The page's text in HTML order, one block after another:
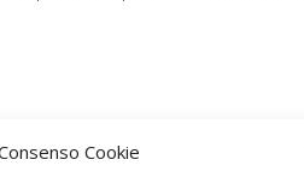
Cookie